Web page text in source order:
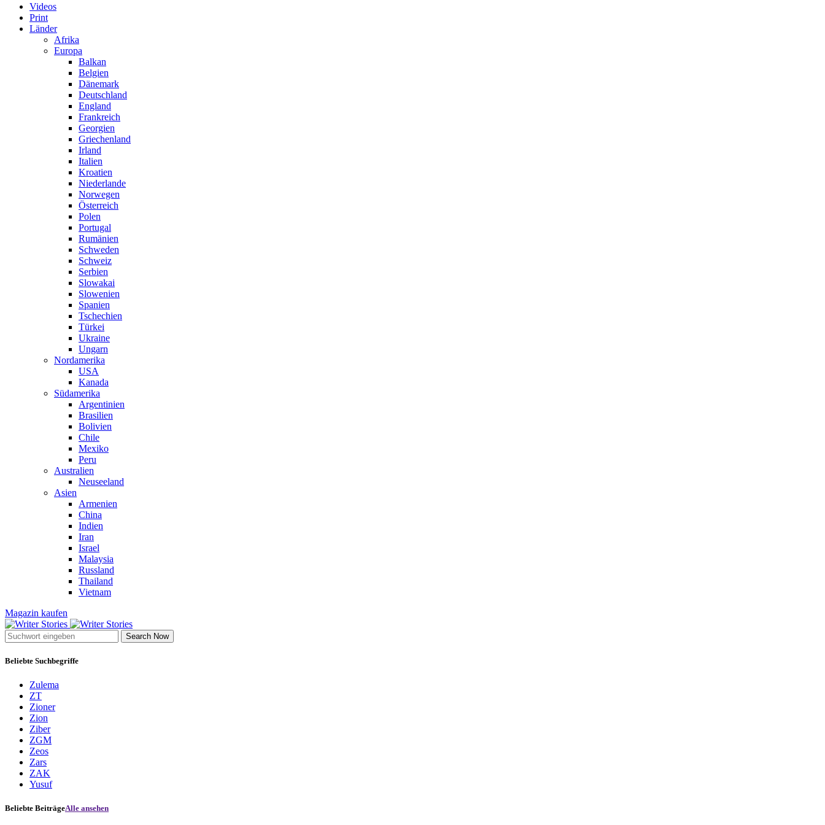
Videos
Print
Länder
Afrika
Europa
Balkan
Belgien
Dänemark
Deutschland
England
Frankreich
Georgien
Griechenland
Irland
Italien
Kroatien
Niederlande
Norwegen
Österreich
Polen
Portugal
Rumänien
Schweden
Schweiz
Serbien
Slowakai
Slowenien
Spanien
Tschechien
Türkei
Ukraine
Ungarn
Nordamerika
USA
Kanada
Südamerika
Argentinien
Brasilien
Bolivien
Chile
Mexiko
Peru
Australien
Neuseeland
Asien
Armenien
China
Indien
Iran
Israel
Malaysia
Russland
Thailand
Vietnam
Magazin kaufen
Search Now
Beliebte Suchbegriffe
Zulema
ZT
Zioner
Zion
Ziber
ZGM
Zeos
Zars
ZAK
Yusuf
Beliebte BeiträgeAlle ansehen